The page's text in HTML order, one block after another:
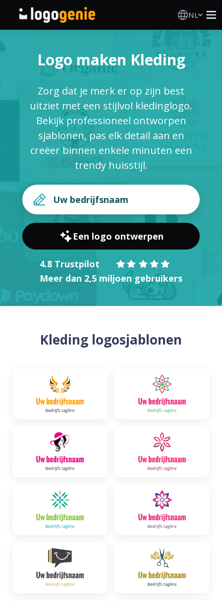
NL
AI logogenerator
Logo-ideeën
Gedrukte producten
Over
INLOGGEN
Logo maken Kleding
Zorg dat je merk er op zijn best
uitziet met een stijlvol kledinglogo.
Bekijk professioneel ontworpen
sjablonen, pas elk detail aan en
creëer binnen enkele minuten een
trendy huisstijl.
Een logo ontwerpen
4.8 Trustpilot
Meer dan 2,5 miljoen gebruikers
Kleding logosjablonen